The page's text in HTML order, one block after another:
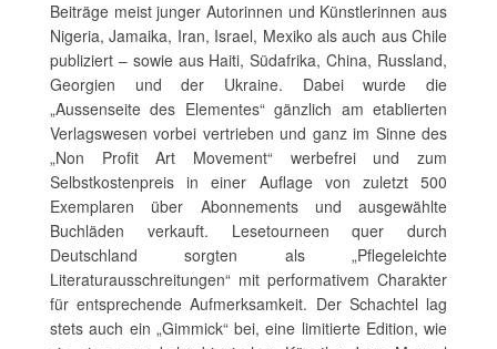
Beiträge meist junger Autorinnen und Künstlerinnen aus
Nigeria, Jamaika, Iran, Israel, Mexiko als auch aus Chile
publiziert – sowie aus Haiti, Südafrika, China, Russland,
Georgien und der Ukraine. Dabei wurde die
„Aussenseite des Elementes“ gänzlich am etablierten
Verlagswesen vorbei vertrieben und ganz im Sinne des
„Non Profit Art Movement“ werbefrei und zum
Selbstkostenpreis in einer Auflage von zuletzt 500
Exemplaren über Abonnements und ausgewählte
Buchläden verkauft. Lesetourneen quer durch
Deutschland sorgten als „Pflegeleichte
Literaturausschreitungen“ mit performativem Charakter
für entsprechende Aufmerksamkeit. Der Schachtel lag
stets auch ein „Gimmick“ bei, eine limitierte Edition, wie